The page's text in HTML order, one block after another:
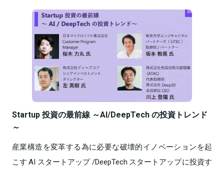
Startup 投資の最前線 ～AI/DeepTech の投資トレンド
～
産業構造を変革する為に必要な破壊的イノベーションを起
こす AI スタートアップ /DeepTech スタートアップに投資す